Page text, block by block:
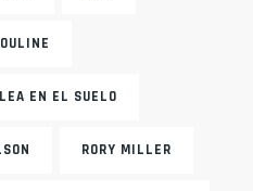
EN EL SUELO
RORY MILLER